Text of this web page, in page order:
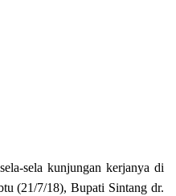
sela kunjungan kerjanya di
(21/7/18), Bupati Sintang dr.